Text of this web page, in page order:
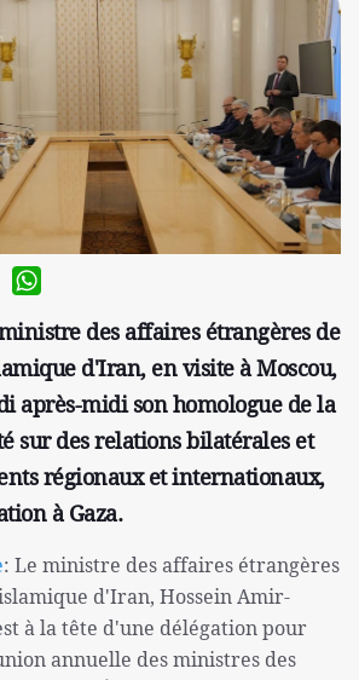
Email
des affaires étrangères de
d'Iran, en visite à Moscou,
après-midi son homologue de la
sur des relations bilatérales et
régionaux et internationaux,
à Gaza.
: Le ministre des affaires étrangères
d'Iran, Hossein Amir-
à la tête d'une délégation pour
annuelle des ministres des